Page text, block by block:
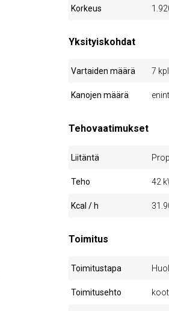
Korkeus
Yksityiskohdat
Vartaiden määrä 7 kpl
Kanojen määrä
Tehovaatimukset
Liitäntä
Teho 42
Kcal / h
Toimitus
Toimitustapa
Toimitusehto